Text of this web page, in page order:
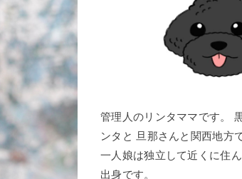
管理人のリンタママです。
ンタと 旦那さんと関西地方
一人娘は独立して近くに住
出身です。